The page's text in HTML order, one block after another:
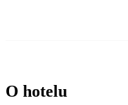
O hotelu